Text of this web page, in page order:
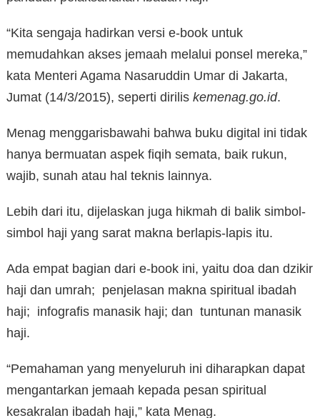
“Kita sengaja hadirkan versi e-book untuk
memudahkan akses jemaah melalui ponsel mereka,”
kata Menteri Agama Nasaruddin Umar di Jakarta,
Jumat (14/3/2015), seperti dirilis kemenag.go.id.
Menag menggarisbawahi bahwa buku digital ini tidak
hanya bermuatan aspek fiqih semata, baik rukun,
wajib, sunah atau hal teknis lainnya.
Lebih dari itu, dijelaskan juga hikmah di balik simbol-
simbol haji yang sarat makna berlapis-lapis itu.
Ada empat bagian dari e-book ini, yaitu doa dan dzikir
haji dan umrah; penjelasan makna spiritual ibadah
haji; infografis manasik haji; dan tuntunan manasik
haji.
“Pemahaman yang menyeluruh ini diharapkan dapat
mengantarkan jemaah kepada pesan spiritual
kesakralan ibadah haji,” kata Menag.